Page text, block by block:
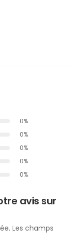
0%
0%
0%
0%
0%
avis sur
Les champs